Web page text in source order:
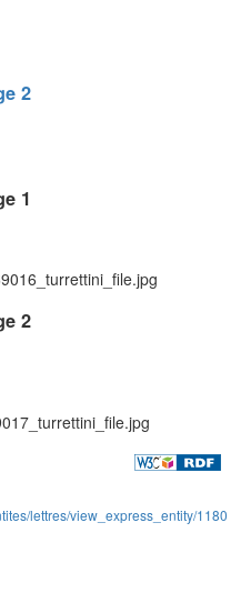
2
1
2
lettres/view_express_entity/1180